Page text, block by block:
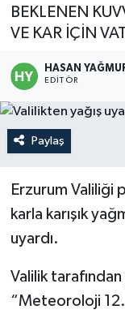
BEKLENEN
VE KAR İÇİN
HASAN
EDITÖR
Paylaş
Erzurum Valiliği
karla karışık
uyardı.
Valilik
“Meteoroloji
Gündem
Magazin
Politika
Sağlık
Teknoloji
TFF 3.Lig
Tüm
Haber Arşivi